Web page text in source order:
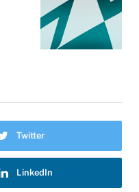
Twitter
LinkedIn